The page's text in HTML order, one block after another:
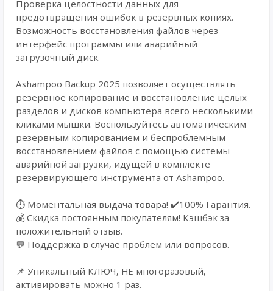
Проверка целостности данных для
предотвращения ошибок в резервных копиях.
Возможность восстановления файлов через
интерфейс программы или аварийный
загрузочный диск.
Ashampoo Backup 2025 позволяет осуществлять
резервное копирование и восстановление целых
разделов и дисков компьютера всего несколькими
кликами мышки. Воспользуйтесь автоматическим
резервным копированием и беспроблемным
восстановлением файлов с помощью системы
аварийной загрузки, идущей в комплекте
резервирующего инструмента от Ashampoo.
⏱️ Моментальная выдача товара! ✔️100% Гарантия.
💰 Cкидка постоянным покупателям! Кэшбэк за
положительный отзыв.
💬 Поддержка в случае проблем или вопросов.
📌 Уникальный КЛЮЧ, НЕ многоразовый,
активировать можно 1 раз.